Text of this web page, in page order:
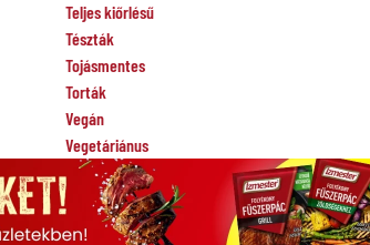
Teljes kiőrlésű
Tészták
Tojásmentes
Torták
Vegán
Vegetáriánus